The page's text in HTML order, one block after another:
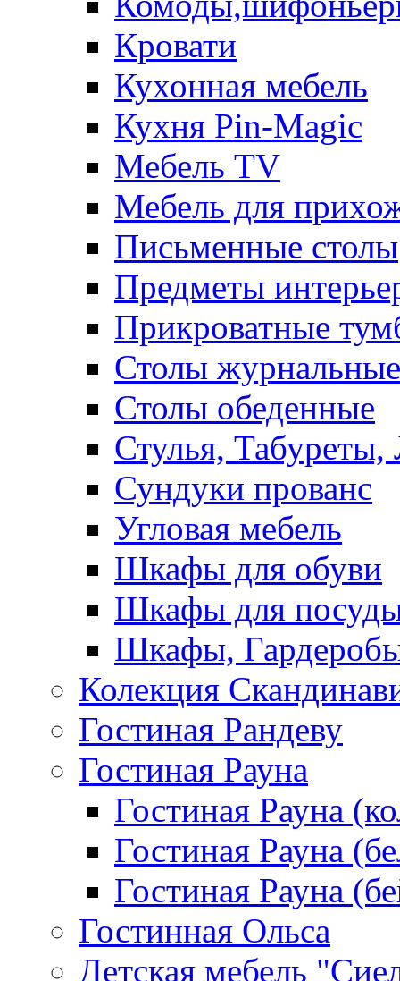
Кровати
Кухонная мебель
Кухня Pin-Magic
Мебель TV
Мебель для
Письменные столы
Предметы
Прикроватные
Столы журнальные
Столы обеденные
Стулья, Табуреты,
Сундуки прованс
Угловая мебель
Шкафы для обуви
Шкафы для
Шкафы,
Колекция
Гостиная Рандеву
Гостиная Рауна
Гостиная Рауна
Гостиная Рауна
Гостиная Рауна
Гостинная Ольса
Детская мебель